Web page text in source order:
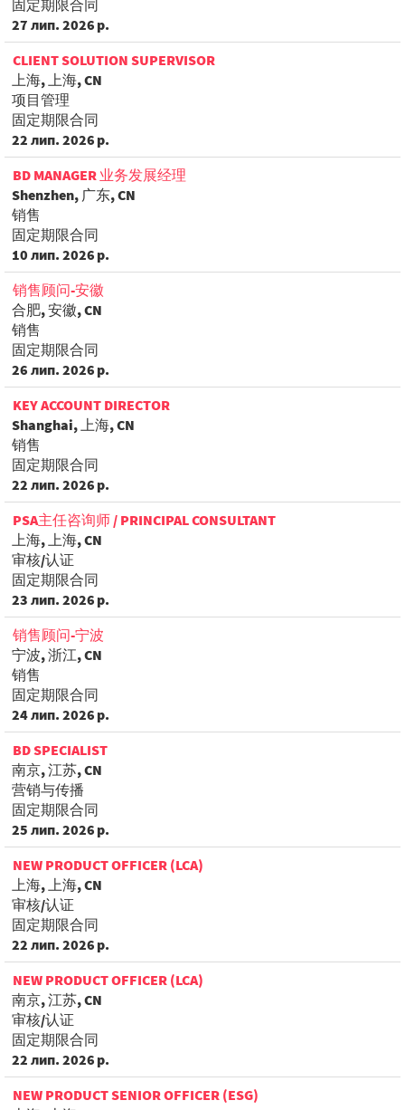
固定期限合同
27 лип. 2026 р.
CLIENT SOLUTION SUPERVISOR
上海, 上海, CN
项目管理
固定期限合同
22 лип. 2026 р.
BD MANAGER 业务发展经理
Shenzhen, 广东, CN
销售
固定期限合同
10 лип. 2026 р.
销售顾问-安徽
合肥, 安徽, CN
销售
固定期限合同
26 лип. 2026 р.
KEY ACCOUNT DIRECTOR
Shanghai, 上海, CN
销售
固定期限合同
22 лип. 2026 р.
PSA主任咨询师 / PRINCIPAL CONSULTANT
上海, 上海, CN
审核/认证
固定期限合同
23 лип. 2026 р.
销售顾问-宁波
宁波, 浙江, CN
销售
固定期限合同
24 лип. 2026 р.
BD SPECIALIST
南京, 江苏, CN
营销与传播
固定期限合同
25 лип. 2026 р.
NEW PRODUCT OFFICER (LCA)
上海, 上海, CN
审核/认证
固定期限合同
22 лип. 2026 р.
NEW PRODUCT OFFICER (LCA)
南京, 江苏, CN
审核/认证
固定期限合同
22 лип. 2026 р.
NEW PRODUCT SENIOR OFFICER (ESG)